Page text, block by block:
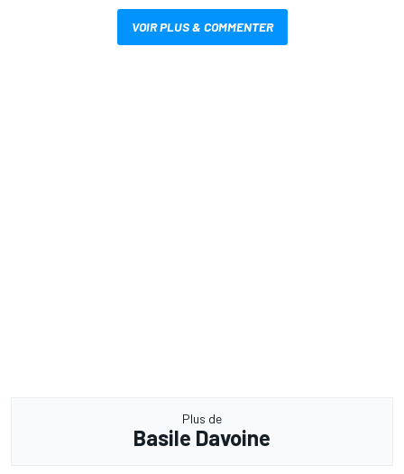
VOIR PLUS & COMMENTER
Plus de
Basile Davoine